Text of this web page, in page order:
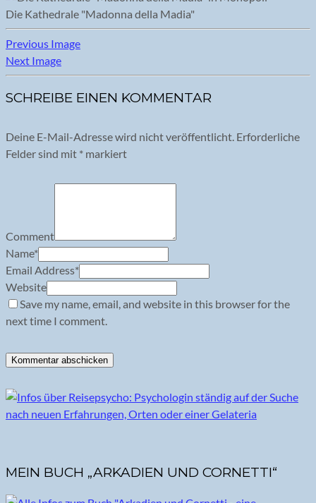
Die Kathedrale "Madonna della Madia"
Previous Image
Next Image
SCHREIBE EINEN KOMMENTAR
Deine E-Mail-Adresse wird nicht veröffentlicht. Erforderliche
Felder sind mit * markiert
Comment
Name*
Email Address*
Website
Save my name, email, and website in this browser for the
next time I comment.
MEIN BUCH „ARKADIEN UND CORNETTI“